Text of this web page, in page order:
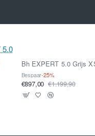
Bespaar-25%
€897,00 €1.199,90